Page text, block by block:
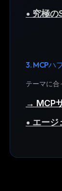
• 究極の
3. MCPハ
テーマに合
→ MCP
• エージ